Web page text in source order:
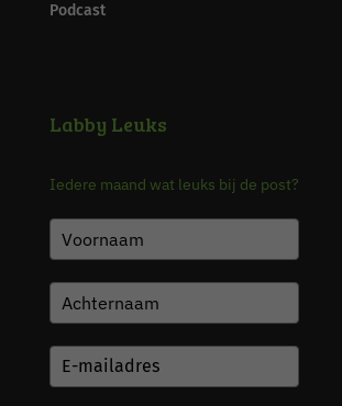
Podcast
Labby Leuks
Iedere maand wat leuks bij de post?